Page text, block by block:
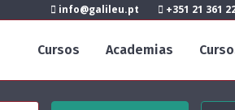
info@galileu.pt +351 21 361
Cursos Academias